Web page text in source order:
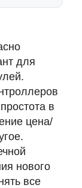
для
в
цена/
нового
все